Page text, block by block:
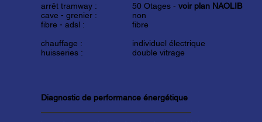
arrêt tramway :
cave - grenier :
fibre - adsl :
chauffage :
huisseries :
50 Otages - voir plan NAOLIB
non
fibre
individuel électrique
double vitrage
Diagnostic de performance énergétique